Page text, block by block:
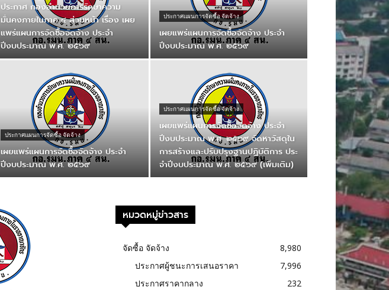
ประกาศ กองอํานวยการรักษาความ
มั่นคงภายในภาค ๔ ส่วนหน้า เรื่อง เผย
แพร่แผนการจัดซื้อจัดจ้าง ประจํา
ปีงบประมาณ พ.ศ. ๒๕๖๙
ประกาศแผนการจัดซื้อ จัดจ้าง
เผยแพร่แผนการจัดซื้อจัดจ้าง ประจำ
ปีงบประมาณ พ.ศ. ๒๕๖๙
ประกาศแผนการจัดซื้อ จัดจ้าง
เผยแพร่แผนการจัดซื้อจัดจ้าง ประจำ
ปีงบประมาณ พ.ศ. ๒๕๖๙
ประกาศแผนการจัดซื้อ จัดจ้าง
เผยแพร่แผนการจัดซื้อจัดจ้าง ประจํา
ปีงบประมาณ พ.ศ. ๒๕๖๙ จัดหาวัสดุใน
การสร้างและปรับปรุงฐานปฏิบัติการ ประ
จําปีงบประมาณ พ.ศ. ๒๕๖๙ (เพิ่มเติม)
หมวดหมู่ข่าวสาร
จัดซื้อ จัดจ้าง
8,980
ประกาศผู้ชนะการเสนอราคา
7,996
ประกาศราคากลาง
232